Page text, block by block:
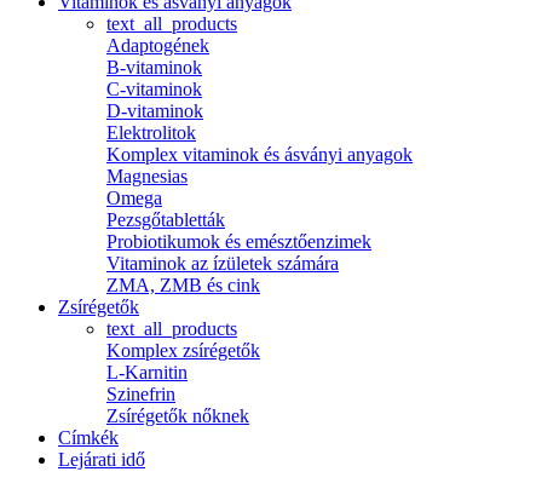
text_all_products
Adaptogének
B-vitaminok
C-vitaminok
D-vitaminok
Elektrolitok
Komplex vitaminok és ásványi anyagok
Magnesias
Omega
Pezsgőtabletták
Probiotikumok és emésztőenzimek
Vitaminok az ízületek számára
ZMA, ZMB és cink
Zsírégetők
text_all_products
Komplex zsírégetők
L-Karnitin
Szinefrin
Zsírégetők nőknek
Címkék
Lejárati idő